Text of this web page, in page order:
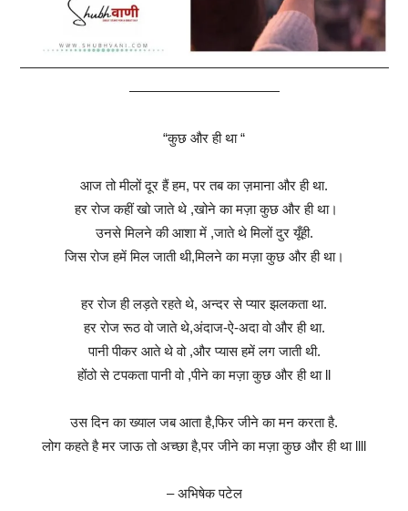
———————————————————————————
———————————
“कुछ और ही था “
आज तो मीलों दूर हैं हम, पर तब का ज़माना और ही था.
हर रोज कहीं खो जाते थे ,खोने का मज़ा कुछ और ही था।
उनसे मिलने की आशा में ,जाते थे मिलों दुर यूँही.
जिस रोज हमें मिल जाती थी,मिलने का मज़ा कुछ और ही था।
हर रोज ही लड़ते रहते थे, अन्दर से प्यार झलकता था.
हर रोज रूठ वो जाते थे,अंदाज-ऐ-अदा वो और ही था.
पानी पीकर आते थे वो ,और प्यास हमें लग जाती थी.
होंठो से टपकता पानी वो ,पीने का मज़ा कुछ और ही था ll
उस दिन का ख्याल जब आता है,फिर जीने का मन करता है.
लोग कहते है मर जाऊ तो अच्छा है,पर जीने का मज़ा कुछ और ही था llll
– अभिषेक पटेल